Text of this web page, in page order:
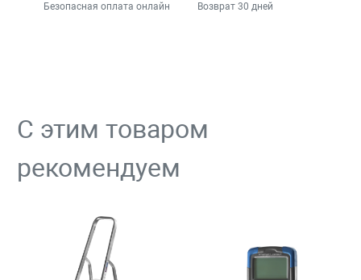
Безопасная оплата онлайн Возврат 30 дней
С этим товаром
рекомендуем